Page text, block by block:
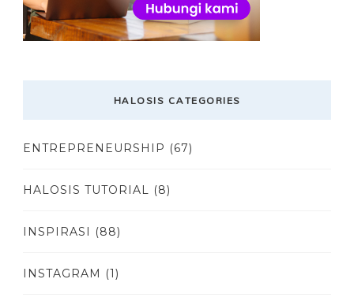
HALOSIS CATEGORIES
ENTREPRENEURSHIP (67)
HALOSIS TUTORIAL (8)
INSPIRASI (88)
INSTAGRAM (1)